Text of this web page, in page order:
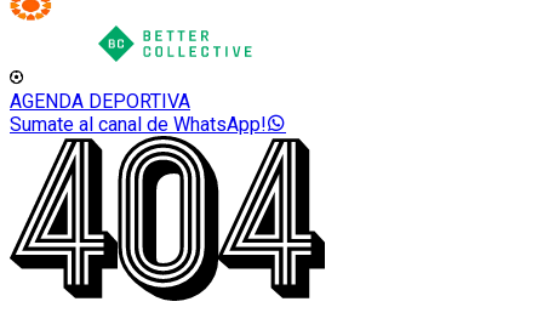
AGENDA DEPORTIVA
Sumate al canal de WhatsApp!